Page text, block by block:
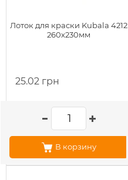
Лоток для краски Kubala 4212
260х230мм
25.02 грн
В корзину